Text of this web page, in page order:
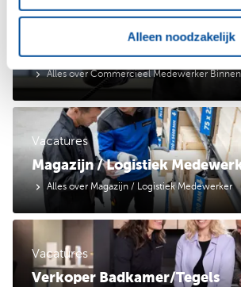
Alleen noodzakelijk
Commercieel Medewerker
Alles over Commercieel Medewerker
Magazijn / Logistiek
Vacatures
Alles over Magazijn / Logistiek Medewerker
Verkoper Badkamer/Tegels
Vacatures